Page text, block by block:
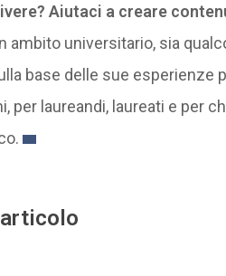
Aiutaci a creare
ambito universitario, sia
base delle sue esperienze
laureandi, laureati e per